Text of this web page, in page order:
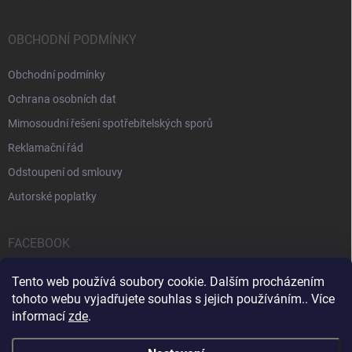
Tento web používá soubory cookie. Dalším procházením
tohoto webu vyjadřujete souhlas s jejich používáním.. Více
informací zde.
OBCHODNÍ PODMÍNKY
Obchodní podmínky
Ochrana osobních dat
Mimosoudní řešení spotřebitelských sporů
Reklamační řád
Odstoupení od smlouvy
Autorské poplatky
FACEBOOK
Servis počítačů a notebooků Čištění notebooků Kontakty